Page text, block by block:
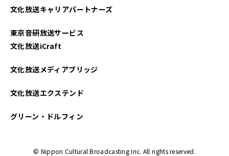
文化放送キャリアパートナーズ
東京音研放送サービス
文化放送iCraft
文化放送メディアブリッジ
文化放送エクステンド
グリーン・ドルフィン
© Nippon Cultural Broadcasting Inc. All rights reserved.